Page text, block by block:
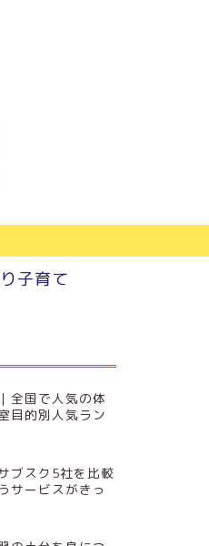
子育て
全国で人気の体
目的別人気ラン
ブスク5社を比較
サービスがきっ